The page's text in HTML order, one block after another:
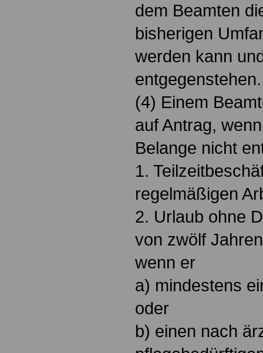
dem Beamten
bisherigen
werden kann
entgegenstehen.
(4) Einem
auf Antrag,
Belange nicht
1.
regelmäßigen
2. Urlaub ohne
von zwölf
wenn er
a) mindestens
oder
b) einen nach